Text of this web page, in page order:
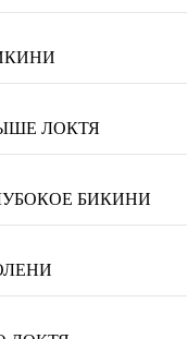
ЛОКТЯ
БИКИНИ